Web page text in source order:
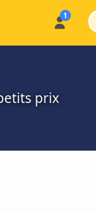
prix